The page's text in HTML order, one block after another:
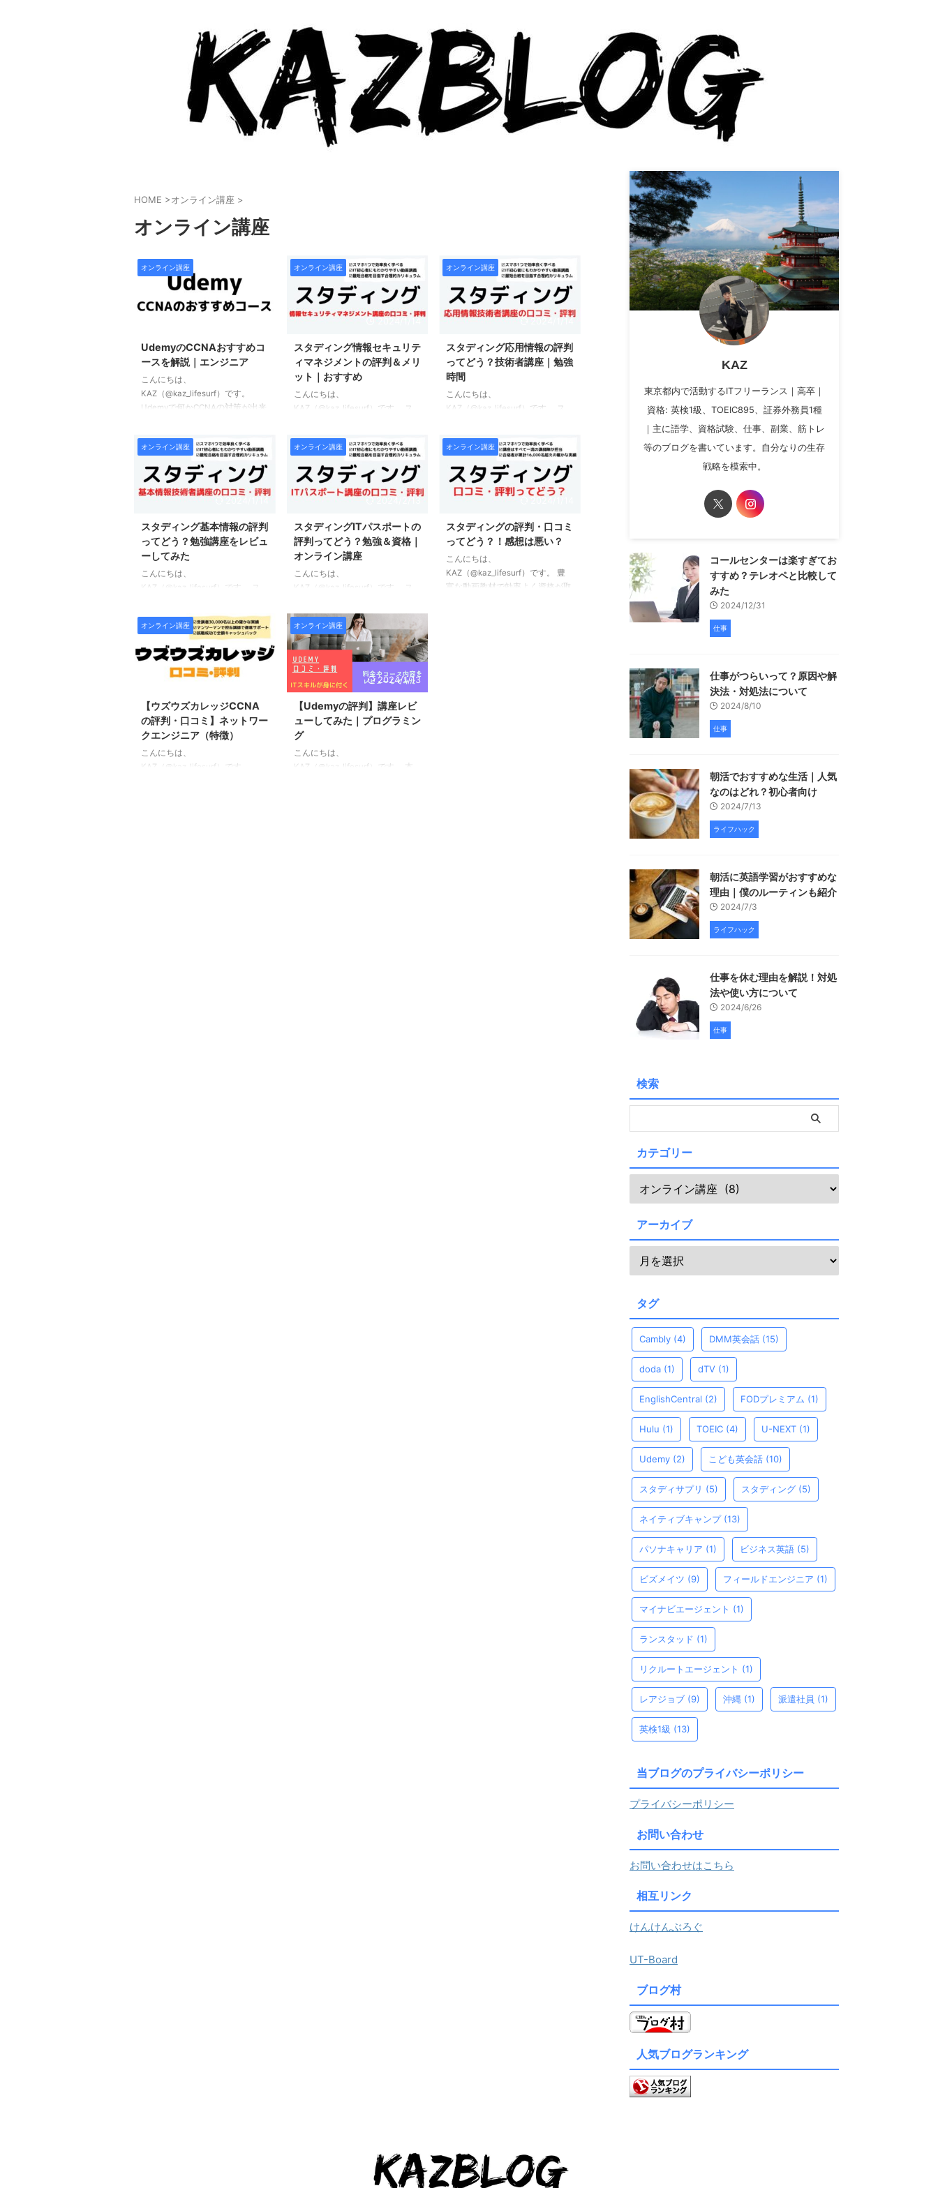
HOME >オンライン講座 >
オンライン講座
オンライン講座
UdemyのCCNAおすすめコ
ースを解説｜エンジニア
こんにちは、
KAZ（@kaz_lifesurf）です。
Udemyで何かCCNAの対策が出来
では実際にUdemyを利用してい
る僕の経験をもとにCCNA対策と
しておすすめのコースを3つご紹
介しています。 まず先に結論と
びたいのであれば以下3つのコー
スがおすすめです。 上記コース
については記事の方で詳しく解説
しています。 この記事を読むこ
とでCCNA対策としてどのコース
を選べば良いのかわかるようにな
オンライン講座
スタディング情報セキュリテ
ィマネジメントの評判＆メリ
ット｜おすすめ
こんにちは、
KAZ（@kaz_lifesurf）です。 ス
強ができると人気のオンライン講
座サービスのスタディング。 本
記事ではその中でもスタディング
情報セキュリティマネジメント講
座の特徴やメリット・デメリッ
ザーによる口コミ・評判をまとめ
ています。 この記事を読むこと
でスタディング応用情報技術者講
座についてよく理解できるはずで
すよ。 それでは始めていきまし
タディング情報セキュリティマネ
...
オンライン講座
2024/1/14
スタディング応用情報の評判
ってどう？技術者講座｜勉強
時間
こんにちは、
KAZ（@kaz_lifesurf）です。 ス
強ができると人気のオンライン講
座サービスのスタディング。 本
記事ではその中でもスタディング
応用情報技術者講座の特徴やメリ
ット・デメリット、実際に利用し
ミ・評判をまとめています。 こ
の記事を読むことでスタディング
応用情報技術者講座についてよく
理解できるはずですよ。 それで
は始めていきましょう。 ＼ 応用
オンライン講座
2024/1/14
スタディング基本情報の評判
ってどう？勉強講座をレビュ
ーしてみた
こんにちは、
KAZ（@kaz_lifesurf）です。 ス
強ができると人気のオンライン講
座サービスのスタディング。 本
記事ではその中でもスタディング
基本情報技術者講座の特徴やメリ
ット・デメリット、実際に利用し
ミ・評判をまとめています。 こ
の記事を読むことでスタディング
基本情報技術者講座についてよく
理解できるはずですよ。 それで
は始めていきましょう。 ＼ 基本
オンライン講座
2024/2/13
スタディングITパスポートの
評判ってどう？勉強＆資格｜
オンライン講座
こんにちは、
KAZ（@kaz_lifesurf）です。 ス
強ができると人気のオンライン講
座サービスのスタディング。 本
記事ではその中でもスタディング
ITパスポート講座についてその特
徴やメリット・デメリット、口コ
ミ・評判についてまとめていま
す。 この記事を読むことでスタ
ディングITパスポート講座につい
てよく理解できるはずですよ。
それでは始めていきましょう。
＼ 各講座を無料でお試しできま
オンライン講座
2024/1/14
スタディングの評判・口コミ
ってどう？！感想は悪い？
こんにちは、
KAZ（@kaz_lifesurf）です。 豊
富な動画教材で効率よく資格が取
オンライン講座
2023/8/5
【ウズウズカレッジCCNA
の評判・口コミ】ネットワー
クエンジニア（特徴）
こんにちは、
KAZ（@kaz_lifesurf）です。
オンライン講座
2024/1/13
【Udemyの評判】講座レビ
ューしてみた｜プログラミン
グ
こんにちは、
KAZ（@kaz_lifesurf）です。 本
KAZ
東京都内で活動するITフリーランス｜高卒｜
資格: 英検1級、TOEIC895、証券外務員1種
｜主に語学、資格試験、仕事、副業、筋トレ
等のブログを書いています。自分なりの生存
戦略を模索中。
コールセンターは楽すぎてお
すすめ？テレオペと比較して
みた
2024/12/31
仕事
仕事がつらいって？原因や解
決法・対処法について
2024/8/10
仕事
朝活でおすすめな生活｜人気
なのはどれ？初心者向け
2024/7/13
ライフハック
朝活に英語学習がおすすめな
理由｜僕のルーティンも紹介
2024/7/3
ライフハック
仕事を休む理由を解説！対処
法や使い方について
2024/6/26
仕事
検索
カテゴリー
アーカイブ
タグ
Cambly (4) DMM英会話 (15)
doda (1) dTV (1)
EnglishCentral (2) FODプレミアム (1)
Hulu (1) TOEIC (4) U-NEXT (1)
Udemy (2) こども英会話 (10)
スタディサプリ (5) スタディング (5)
ネイティブキャンプ(13)
パソナキャリア (1) ビジネス英語 (5)
ビズメイツ (9) フィールドエンジニア (1)
マイナビエージェント (1)
ランスタッド (1)
リクルートエージェント (1)
レアジョブ (9) 沖縄 (1) 派遣社員 (1)
英検1級 (13)
当ブログのプライバシーポリシー
プライバシーポリシー
お問い合わせ
お問い合わせはこちら
相互リンク
けんけんぶろぐ
UT-Board
ブログ村
人気ブログランキング